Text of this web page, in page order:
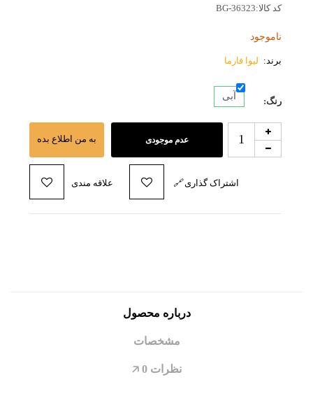
کد کالا:BG-36323
ناموجود
برند: لیوا فارما
رنگ: آبی
عدم موجودی به من اطلاع بده
علاقه مندی 🔗 اشتراک گذاری
درباره محصول
مشخصات
نظرات0
🡥